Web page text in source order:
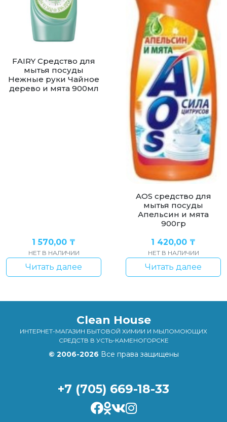
FAIRY Средство для
мытья посуды
Нежные руки Чайное
дерево и мята 900мл
1 570,00 ₸
НЕТ В НАЛИЧИИ
Читать далее
AOS средство для
мытья посуды
Апельсин и мята
900гр
1 420,00 ₸
НЕТ В НАЛИЧИИ
Читать далее
Clean House
ИНТЕРНЕТ-МАГАЗИН БЫТОВОЙ ХИМИИ И МЫЛОМОЮЩИХ
СРЕДСТВ В УСТЬ-КАМЕНОГОРСКЕ
© 2006-2026 Все права защищены
+7 (705) 669-18-33